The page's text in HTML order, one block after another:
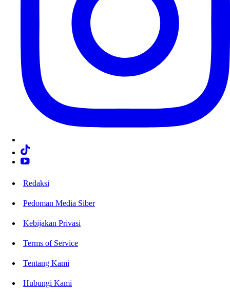
Redaksi
Pedoman Media Siber
Kebijakan Privasi
Terms of Service
Tentang Kami
Hubungi Kami